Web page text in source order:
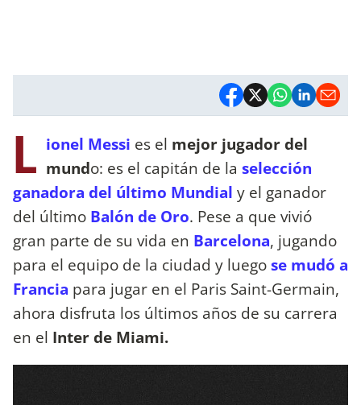
L ionel Messi es el mejor jugador del
mundo: es el capitán de la selección
ganadora del último Mundial y el ganador
del último Balón de Oro. Pese a que vivió
gran parte de su vida en Barcelona, jugando
para el equipo de la ciudad y luegose mudó a
Francia para jugar en el Paris Saint-Germain,
ahora disfruta los últimos años de su carrera
en el Inter de Miami.